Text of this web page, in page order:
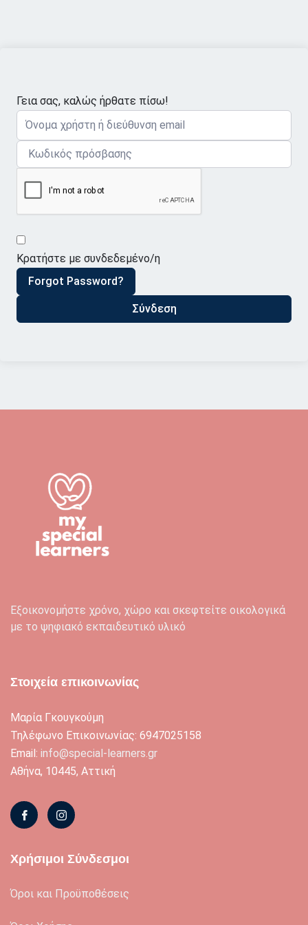
Γεια σας, καλώς ήρθατε πίσω!
Κρατήστε με συνδεδεμένο/η
Forgot Password?
Σύνδεση
Εξοικονομήστε χρόνο, χώρο και σκεφτείτε οικολογικά
με το ψηφιακό εκπαιδευτικό υλικό
Στοιχεία επικοινωνίας
Μαρία Γκουγκούμη
Τηλέφωνο Επικοινωνίας: 6947025158
Email: info@special-learners.gr
Αθήνα, 10445, Αττική
Χρήσιμοι Σύνδεσμοι
Όροι και Προϋποθέσεις